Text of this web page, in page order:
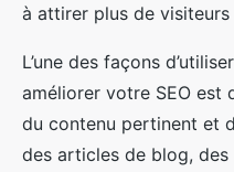
à attirer plus de
L’une des façons
améliorer votre SEO est
du contenu pertinent et
des articles de blog,